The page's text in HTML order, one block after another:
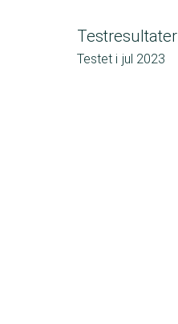
Testresultater
Testet i jul 2023